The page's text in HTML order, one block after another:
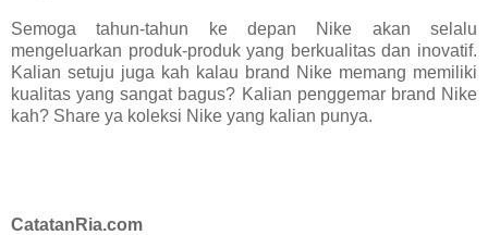
Semoga tahun-tahun ke depan Nike akan selalu
mengeluarkan produk-produk yang berkualitas dan inovatif.
Kalian setuju juga kah kalau brand Nike memang memiliki
kualitas yang sangat bagus? Kalian penggemar brand Nike
kah? Share ya koleksi Nike yang kalian punya.
CatatanRia.com